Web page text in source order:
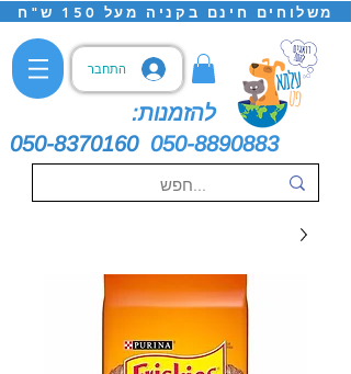
משלוחים חינם בקניה מעל 150 ש"ח
התחבר
להזמנות:
050-8370160 050-8890883